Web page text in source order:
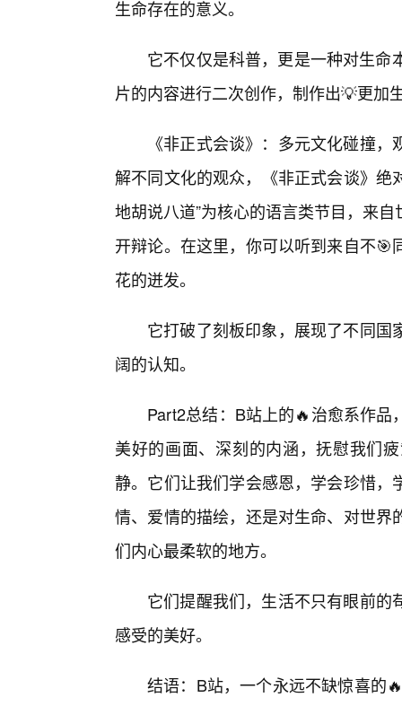
生命存在的意义。
它不仅仅是科普，更是一种对生
片的内容进行二次创作，制作出💡更加
《非正式会谈》：多元文化碰撞
解不同文化的观众，《非正式会谈》绝
地胡说八道”为核心的语言类节目，来
开辩论。在这里，你可以听到来自不
花的迸发。
它打破了刻板印象，展现了不同
阔的认知。
Part2总结：B站上的🔥治愈系作
美好的画面、深刻的内涵，抚慰我们
静。它们让我们学会感恩，学会珍惜
情、爱情的描绘，还是对生命、对世
们内心最柔软的地方。
它们提醒我们，生活不只有眼前
感受的美好。
结语：B站，一个永远不缺惊喜的